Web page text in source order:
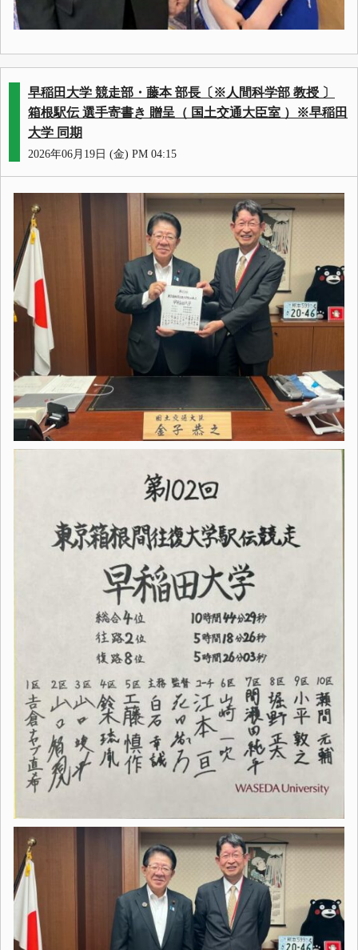
早稲田大学 競走部・藤本 部長〔※人間科学部 教授 〕
箱根駅伝 選手寄書き 贈呈（ 国土交通大臣室 ）※早稲田
大学 同期
2026年06月19日 (金) PM 04:15